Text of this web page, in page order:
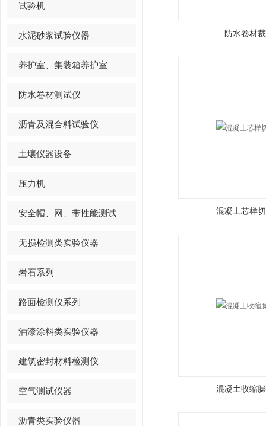
试验机
水泥砂浆试验仪器
养护室、集装箱养护室
防水卷材测试仪
沥青及混合料试验仪
土壤仪器设备
压力机
安全帽、网、带性能测试
无损检测类实验仪器
岩石系列
路面检测仪系列
油漆涂料类实验仪器
建筑密封材料检测仪
空气测试仪器
沥青类实验仪器
防水卷材
混凝土芯样
混凝土收缩